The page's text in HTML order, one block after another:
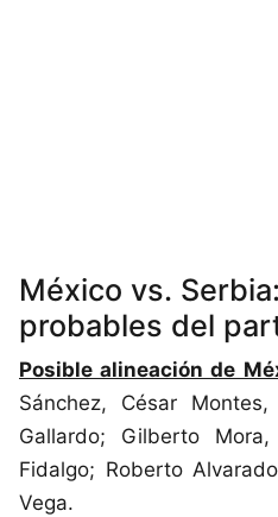
México vs.
probables del
Posible alineación de
Sánchez, César
Gallardo; Gilberto
Fidalgo; Roberto
Vega.